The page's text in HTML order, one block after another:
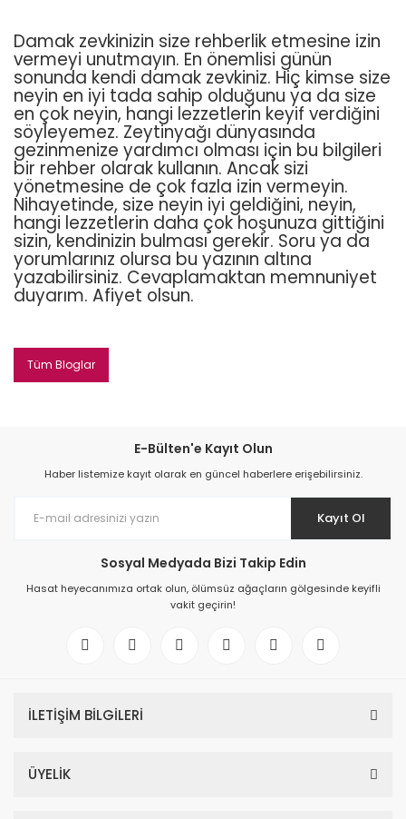
Damak zevkinizin size rehberlik etmesine izin
vermeyi unutmayın. En önemlisi günün
sonunda kendi damak zevkiniz. Hiç kimse size
neyin en iyi tada sahip olduğunu ya da size
en çok neyin, hangi lezzetlerin keyif verdiğini
söyleyemez. Zeytinyağı dünyasında
gezinmenize yardımcı olması için bu bilgileri
bir rehber olarak kullanın. Ancak sizi
yönetmesine de çok fazla izin vermeyin.
Nihayetinde, size neyin iyi geldiğini, neyin,
hangi lezzetlerin daha çok hoşunuza gittiğini
sizin, kendinizin bulması gerekir. Soru ya da
yorumlarınız olursa bu yazının altına
yazabilirsiniz. Cevaplamaktan memnuniyet
duyarım. Afiyet olsun.
Tüm Bloglar
E-Bülten'e Kayıt Olun
Haber listemize kayıt olarak en güncel haberlere erişebilirsiniz.
Kayıt Ol
Sosyal Medyada Bizi Takip Edin
Hasat heyecanımıza ortak olun, ölümsüz ağaçların gölgesinde keyifli
vakit geçirin!
İLETİŞİM BİLGİLERİ
ÜYELİK